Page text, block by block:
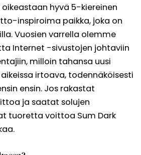
oikeastaan ​​hyvä 5-kiereinen
inspiroima paikka, joka on
Vuosien varrella olemme
Internet -sivustojen johtaviin
milloin tahansa uusi
irtoava, todennäköisesti
ensin. Jos rakastat
ja saatat solujen
tuoretta voittoa Sum Dark